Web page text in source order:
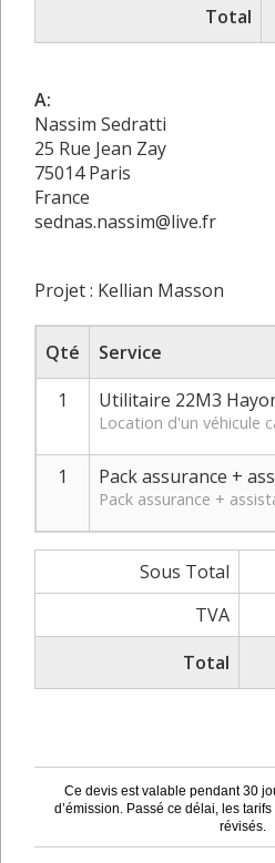
Total
A:
Nassim Sedratti
25 Rue Jean Zay
75014 Paris
France
sednas.nassim@live.fr
Projet : Kellian Masson
Qté
Service
1
Utilitaire 22M3
Location d'un véhicule
1 Pack assurance +
Pack assurance +
Sous Total
TVA
Total
Ce devis est valable pendant 30
d’émission. Passé ce délai, les
révisés.